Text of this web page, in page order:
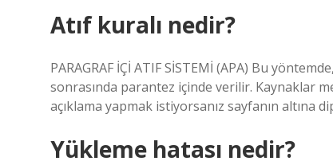
Atıf kuralı nedir?
PARAGRAF İÇİ ATIF SİSTEMİ (APA) Bu
sonrasında parantez içinde verilir. Kaynaklar
açıklama yapmak istiyorsanız sayfanın altına
Yükleme hatası nedir?